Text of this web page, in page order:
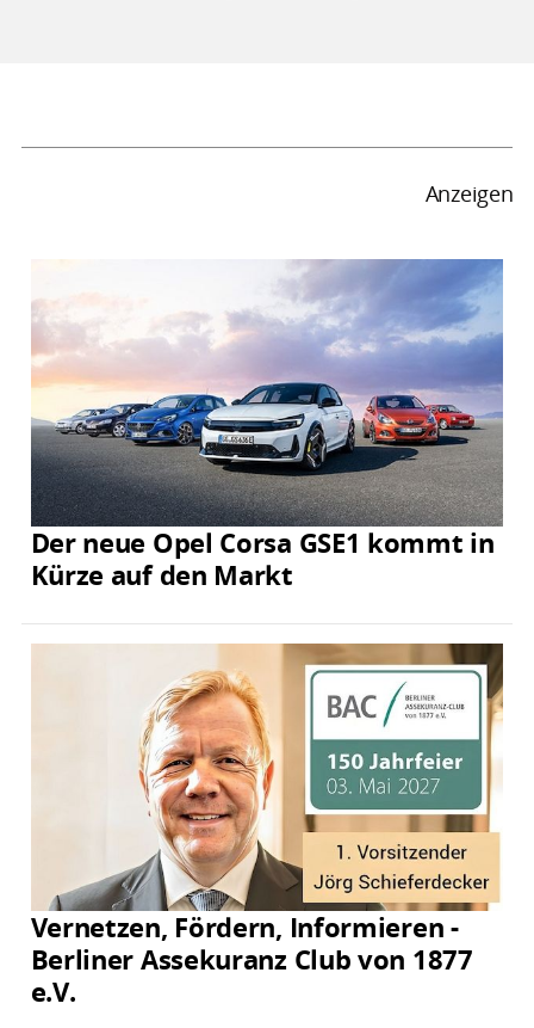
Anzeigen
Der neue Opel Corsa GSE1 kommt in
Kürze auf den Markt
Vernetzen, Fördern, Informieren -
Berliner Assekuranz Club von 1877
e.V.